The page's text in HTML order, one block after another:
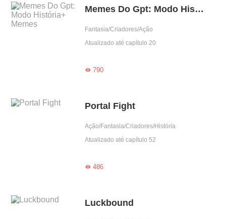
Memes Do Gpt: Modo História+ Memes
Fantasia/Criadores/Ação
Atualizado até capítulo 20
790
Portal Fight
Ação/Fantasia/Criadores/História
Atualizado até capítulo 52
486
Luckbound